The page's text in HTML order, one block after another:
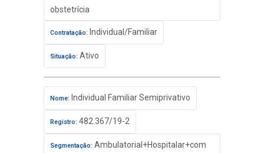
obstetrícia
Contratação: Individual/Familiar
Situação: Ativo
Nome: Individual Familiar Semiprivativo
Registro: 482.367/19-2
Segmentação: Ambulatorial+Hospitalar+com